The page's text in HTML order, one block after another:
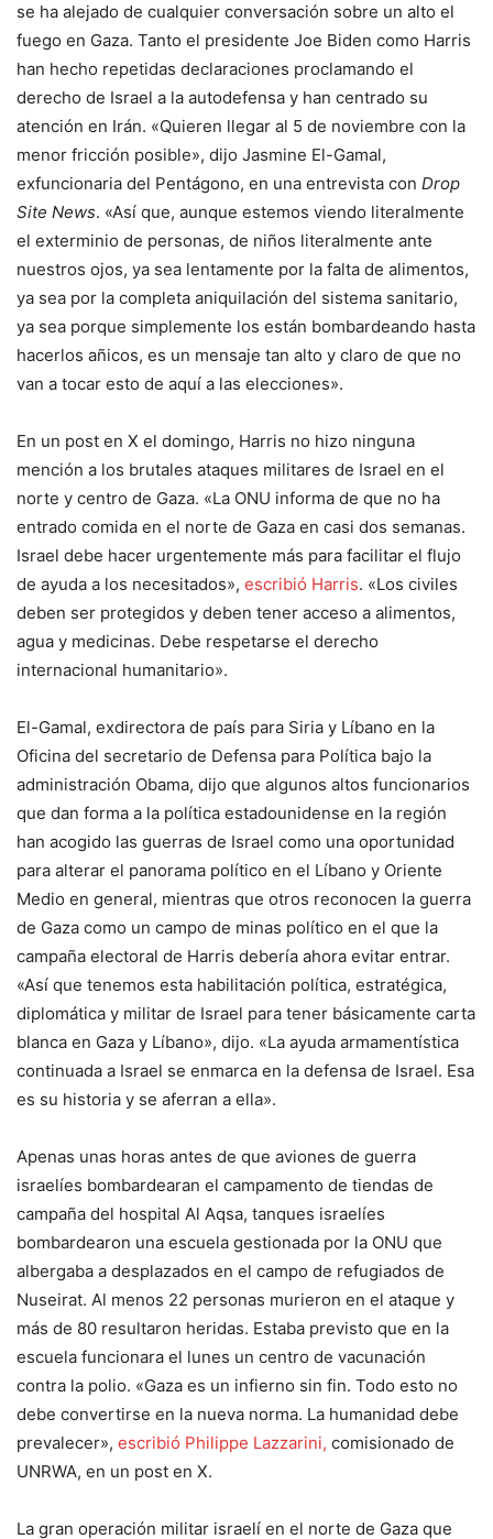
se ha alejado de cualquier conversación sobre un alto el
fuego en Gaza. Tanto el presidente Joe Biden como Harris
han hecho repetidas declaraciones proclamando el
derecho de Israel a la autodefensa y han centrado su
atención en Irán. «Quieren llegar al 5 de noviembre con la
menor fricción posible», dijo Jasmine El-Gamal,
exfuncionaria del Pentágono, en una entrevista con Drop
Site News. «Así que, aunque estemos viendo literalmente
el exterminio de personas, de niños literalmente ante
nuestros ojos, ya sea lentamente por la falta de alimentos,
ya sea por la completa aniquilación del sistema sanitario,
ya sea porque simplemente los están bombardeando hasta
hacerlos añicos, es un mensaje tan alto y claro de que no
van a tocar esto de aquí a las elecciones».
En un post en X el domingo, Harris no hizo ninguna
mención a los brutales ataques militares de Israel en el
norte y centro de Gaza. «La ONU informa de que no ha
entrado comida en el norte de Gaza en casi dos semanas.
Israel debe hacer urgentemente más para facilitar el flujo
de ayuda a los necesitados», escribió Harris. «Los civiles
deben ser protegidos y deben tener acceso a alimentos,
agua y medicinas. Debe respetarse el derecho
internacional humanitario».
El-Gamal, exdirectora de país para Siria y Líbano en la
Oficina del secretario de Defensa para Política bajo la
administración Obama, dijo que algunos altos funcionarios
que dan forma a la política estadounidense en la región
han acogido las guerras de Israel como una oportunidad
para alterar el panorama político en el Líbano y Oriente
Medio en general, mientras que otros reconocen la guerra
de Gaza como un campo de minas político en el que la
campaña electoral de Harris debería ahora evitar entrar.
«Así que tenemos esta habilitación política, estratégica,
diplomática y militar de Israel para tener básicamente carta
blanca en Gaza y Líbano», dijo. «La ayuda armamentística
continuada a Israel se enmarca en la defensa de Israel. Esa
es su historia y se aferran a ella».
Apenas unas horas antes de que aviones de guerra
israelíes bombardearan el campamento de tiendas de
campaña del hospital Al Aqsa, tanques israelíes
bombardearon una escuela gestionada por la ONU que
albergaba a desplazados en el campo de refugiados de
Nuseirat. Al menos 22 personas murieron en el ataque y
más de 80 resultaron heridas. Estaba previsto que en la
escuela funcionara el lunes un centro de vacunación
contra la polio. «Gaza es un infierno sin fin. Todo esto no
debe convertirse en la nueva norma. La humanidad debe
prevalecer», escribió Philippe Lazzarini, comisionado de
UNRWA, en un post en X.
La gran operación militar israelí en el norte de Gaza que